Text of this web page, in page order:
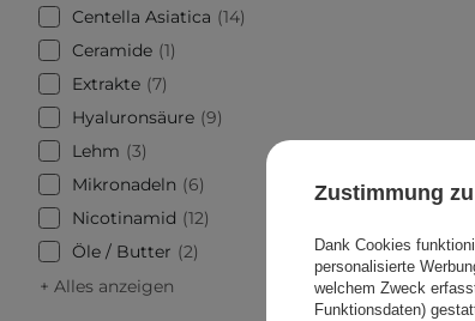
Centella Asiatica
14
Ceramide 1
Extrakte 7
Hyaluronsäure 9
Lehm
3
Mikronadeln
6
Nicotinamid
12
Öle / Butter
2
+ Alles anzeigen
Zustimmung
Dank Cookies
personalisierte
welchem Zweck
Funktionsdaten)